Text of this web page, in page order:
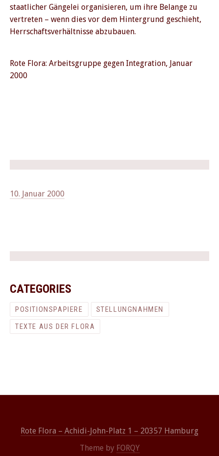
staatlicher Gängelei organisieren, um ihre Belange zu
vertreten – wenn dies vor dem Hintergrund geschieht,
Herrschaftsverhältnisse abzubauen.
Rote Flora: Arbeitsgruppe gegen Integration, Januar
2000
10. Januar 2000
CATEGORIES
POSITIONSPAPIERE
STELLUNGNAHMEN
TEXTE AUS DER FLORA
Rote Flora – Achidi-John-Platz 1 – 20357 Hamburg
Theme by FORQY